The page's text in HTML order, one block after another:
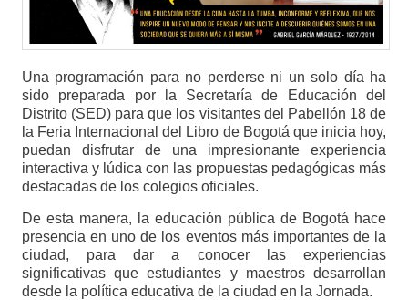
Una programación para no perderse ni un solo día ha
sido preparada por la Secretaría de Educación del
Distrito (SED) para que los visitantes del Pabellón 18 de
la Feria Internacional del Libro de Bogotá que inicia hoy,
puedan disfrutar de una impresionante experiencia
interactiva y lúdica con las propuestas pedagógicas más
destacadas de los colegios oficiales.
De esta manera, la educación pública de Bogotá hace
presencia en uno de los eventos más importantes de la
ciudad, para dar a conocer las experiencias
significativas que estudiantes y maestros desarrollan
desde la política educativa de la ciudad en la Jornada.